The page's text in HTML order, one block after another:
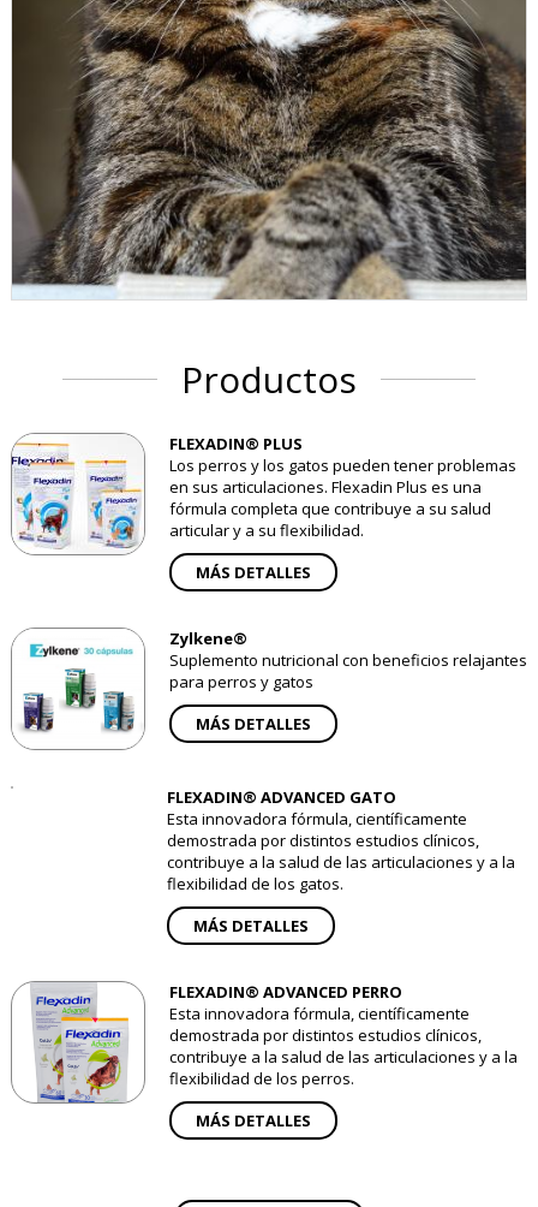
Productos
FLEXADIN® PLUS
Los perros y los gatos pueden tener problemas
en sus articulaciones. Flexadin Plus es una
fórmula completa que contribuye a su salud
articular y a su flexibilidad.
MÁS DETALLES
Zylkene®
Suplemento nutricional con beneficios relajantes
para perros y gatos
MÁS DETALLES
FLEXADIN® ADVANCED GATO
Esta innovadora fórmula, científicamente
demostrada por distintos estudios clínicos,
contribuye a la salud de las articulaciones y a la
flexibilidad de los gatos.
MÁS DETALLES
FLEXADIN® ADVANCED PERRO
Esta innovadora fórmula, científicamente
demostrada por distintos estudios clínicos,
contribuye a la salud de las articulaciones y a la
flexibilidad de los perros.
MÁS DETALLES